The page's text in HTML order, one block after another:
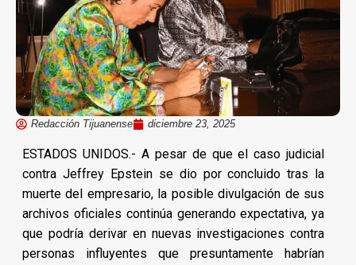
Redacción Tijuanense diciembre 23, 2025
ESTADOS UNIDOS.- A pesar de que el caso judicial
contra Jeffrey Epstein se dio por concluido tras la
muerte del empresario, la posible divulgación de sus
archivos oficiales continúa generando expectativa, ya
que podría derivar en nuevas investigaciones contra
personas influyentes que presuntamente habrían